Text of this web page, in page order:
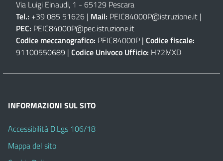
Via Luigi Einaudi, 1 - 65129 Pescara
Tel.: +39 085 51626 | Mail: PEIC84000P@istruzione.it |
PEC: PEIC84000P@pec.istruzione.it
Codice meccanografico: PEIC84000P | Codice fiscale:
91100550689 | Codice Univoco Ufficio: H72MXD
INFORMAZIONI SUL SITO
Accessibilità D.Lgs 106/18
Mappa del sito